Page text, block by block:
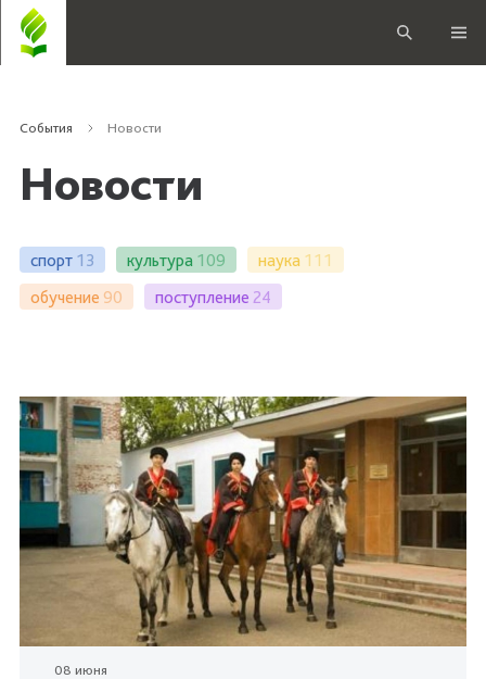
События Новости
Новости
спорт 13 культура 109 наука 111
обучение 90 поступление 24
08 июня